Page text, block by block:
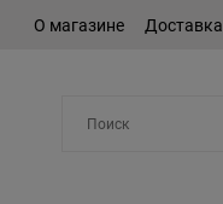
О магазине Доставка